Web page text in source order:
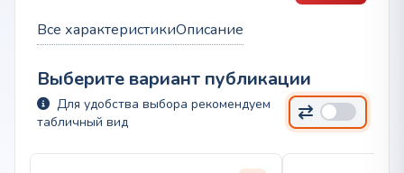
Все характеристикиОписание
Выберите вариант публикации
Для удобства выбора рекомендуем
табличный вид